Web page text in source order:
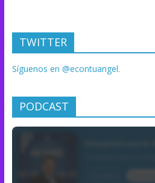
TWITTER
Síguenos en @econtuangel.
PODCAST